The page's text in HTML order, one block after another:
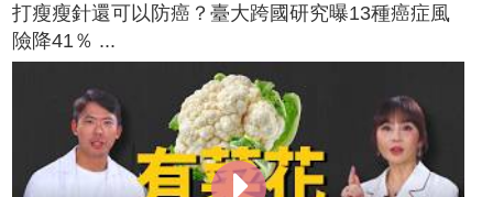
打瘦瘦針還可以防癌？臺大跨國研究曝13種癌症風
險降41％ ...